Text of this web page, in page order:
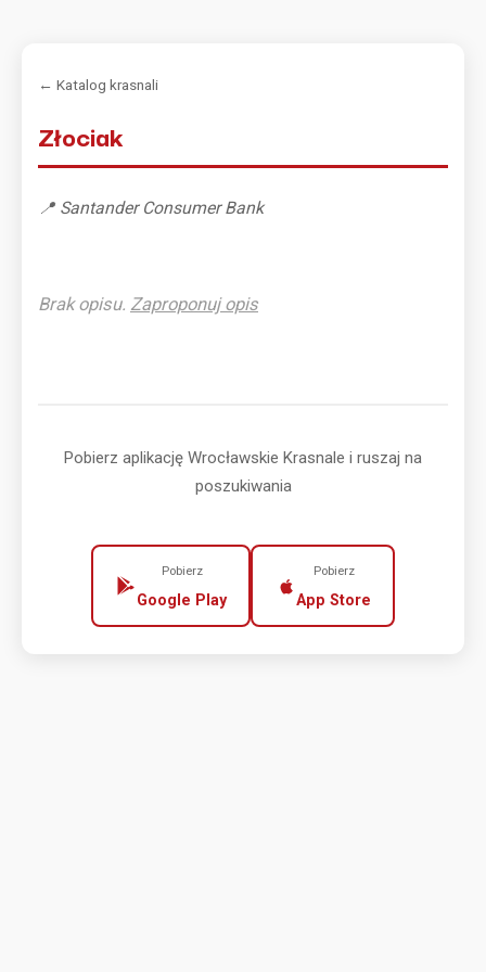
← Katalog krasnali
Złociak
📍 Santander Consumer Bank
Brak opisu. Zaproponuj opis
Pobierz aplikację Wrocławskie Krasnale i ruszaj na
poszukiwania
Pobierz
Google Play
Pobierz
App Store